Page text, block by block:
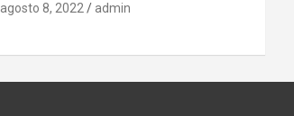
agosto 8, 2022 admin